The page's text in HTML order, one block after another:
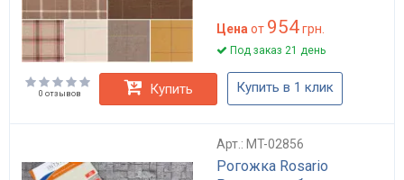
в ассортименте
Цена от 954грн.
Под заказ 21 день
0 отзывов Купить Купить в 1 клик
Арт.: MT-02856
Рогожка Rosario